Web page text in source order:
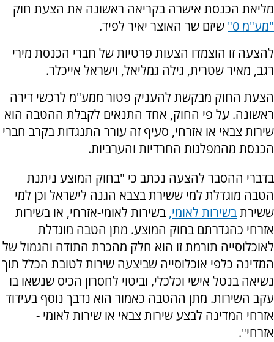
מליאת הכנסת אישרה בקריאה ראשונה את הצעת חוק
"מע"מ 0"
שיזם שר האוצר יאיר לפיד.
להצעה זו הוצמדו הצעות פרטיות של חברי הכנסת מירי
רגב, מאיר שטרית, גילה גמליאל, וישראל אייכלר.
הצעת החוק מבקשת להעניק פטור ממע"מ לרכשי דירה
ראשונה. על פי החוק, אחד התנאים לקבלת ההטבה הוא
שירות צבאי או אזרחי, סעיף זה עורר התנגדות בקרב חברי
הכנסת מהמפלגות החרדיות והערביות.
בדברי ההסבר להצעה נכתב כי "בחוק המוצע ניתנת
הטבה מוגדלת למי ששירת בצבא הגנה לישראל וכן למי
ששירתבשירות לאומי, בשירות לאומי-אזרחי, או בשירות
אזרחי כהגדרתם בחוק המוצע. מתן הטבה מוגדלת
לאוכלוסייה תורמת זו הוא חלק מהכרת התודה והגמול של
המדינה כלפי אוכלוסייה שביצעה שירות לטובת הכלל תוך
נשיאה בנטל אישי וכלכלי, וביטוי לחסרון הכיס שנשאו בו
עקב השירות. מתן ההטבה כאמור הוא נדבך נוסף בעידוד
אזרחי המדינה לבצע שירות צבאי או שירות לאומי -
אזרחי".